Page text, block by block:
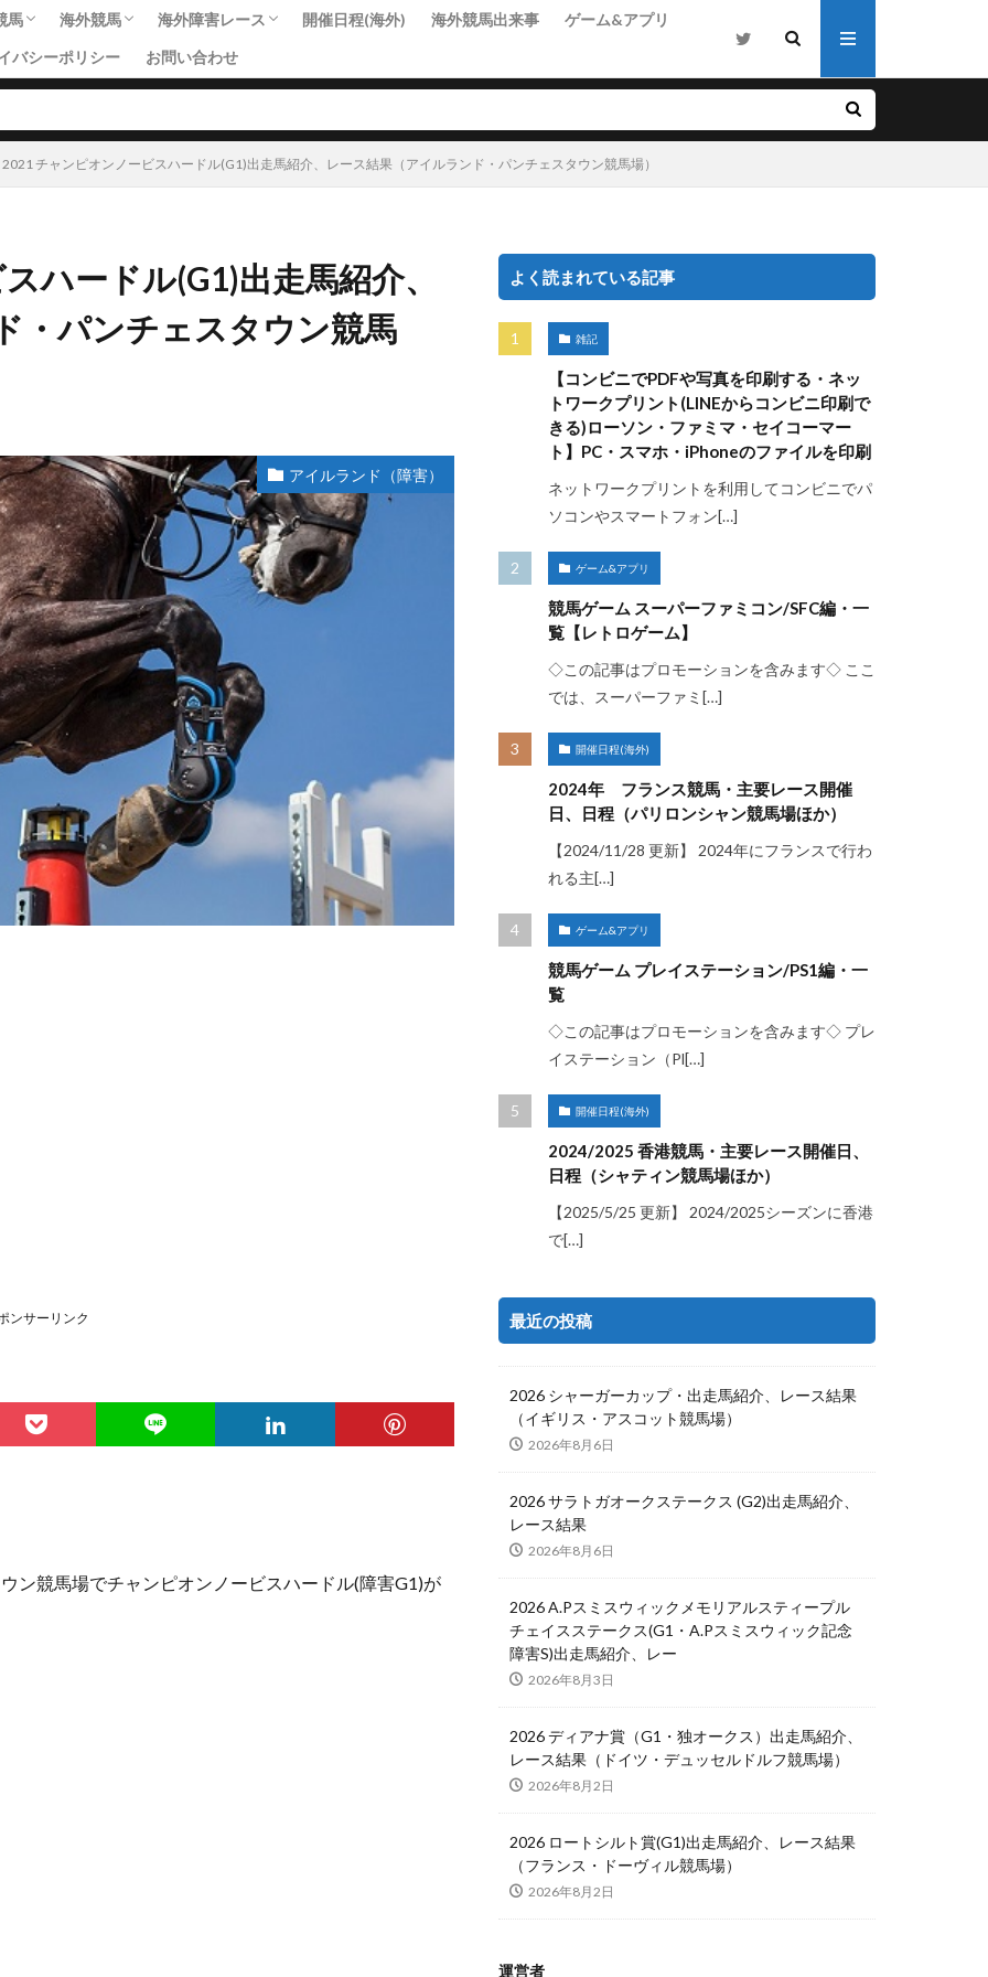
馬
中央競馬
海外競馬
アイルランド
アメリカ
アラブ首長国連邦
イギリス
オーストラリア
カナダ
サウジアラビア
ドイツ
フランス
香港
南アフリカ
その他国・地域
海外障害レース
アイルランド（障害）
イギリス（障害）
フランス（障害）
その他国・地域（障害）
開催日程(海外) 海外競馬出来事
ゲーム&アプリ
バシーポリシー
お問い合わせ
2021 チャンピオンノービスハードル(G1)出走馬紹介、レース結果（アイルランド・パンチェスタウン競馬場）
ハードル(G1)出走馬紹介、
・パンチェスタウン競馬
アイルランド（障害）
ンサーリンク
ン競馬場でチャンピオンノービスハードル(障害G1)が
よく読まれている記事
雑記
【コンビニでPDFや写真を印刷する・ネッ
トワークプリント(LINEからコンビニ印刷で
きる)ローソン・ファミマ・セイコーマー
ト】PC・スマホ・iPhoneのファイルを印刷
ネットワークプリントを利用してコンビニでパ
ソコンやスマートフォン[…]
ゲーム&アプリ
競馬ゲーム スーパーファミコン/SFC編・一
覧【レトロゲーム】
◇この記事はプロモーションを含みます◇ ここ
では、スーパーファミ[…]
開催日程(海外)
2024年 フランス競馬・主要レース開催
日、日程（パリロンシャン競馬場ほか）
【2024/11/28 更新】 2024年にフランスで行わ
れる主[…]
ゲーム&アプリ
競馬ゲーム プレイステーション/PS1編・一
覧
◇この記事はプロモーションを含みます◇ プレ
イステーション（Pl[…]
開催日程(海外)
2024/2025 香港競馬・主要レース開催日、
日程（シャティン競馬場ほか）
【2025/5/25 更新】 2024/2025シーズンに香港
で[…]
最近の投稿
2026 シャーガーカップ・出走馬紹介、レース結果
（イギリス・アスコット競馬場）
2026年8月6日
2026 サラトガオークステークス (G2)出走馬紹介、
レース結果
2026年8月6日
2026 A.Pスミスウィックメモリアルスティープル
チェイスステークス(G1・A.Pスミスウィック記念
障害S)出走馬紹介、レー
2026年8月3日
2026 ディアナ賞（G1・独オークス）出走馬紹介、
レース結果（ドイツ・デュッセルドルフ競馬場）
2026年8月2日
2026 ロートシルト賞(G1)出走馬紹介、レース結果
（フランス・ドーヴィル競馬場）
2026年8月2日
運営者